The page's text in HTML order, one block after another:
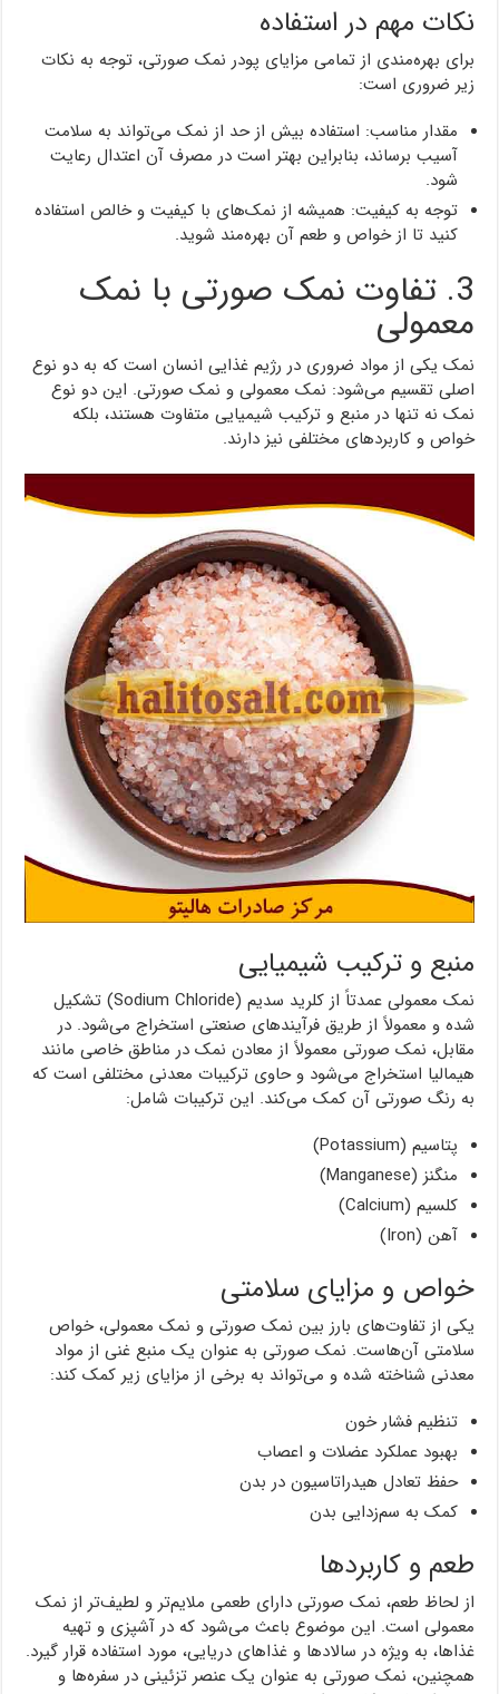
نکات مهم در استفاده
برای بهره‌مندی از تمامی مزایای پودر نمک صورتی، توجه به نکات
زیر ضروری است:
مقدار مناسب: استفاده بیش از حد از نمک می‌تواند به سلامت
آسیب برساند، بنابراین بهتر است در مصرف آن اعتدال رعایت
شود.
توجه به کیفیت: همیشه از نمک‌های با کیفیت و خالص استفاده
کنید تا از خواص و طعم آن بهره‌مند شوید.
3. تفاوت نمک صورتی با نمک
معمولی
نمک یکی از مواد ضروری در رژیم غذایی انسان است که به دو نوع
اصلی تقسیم می‌شود: نمک معمولی و نمک صورتی. این دو نوع
نمک نه تنها در منبع و ترکیب شیمیایی متفاوت هستند، بلکه
خواص و کاربردهای مختلفی نیز دارند.
منبع و ترکیب شیمیایی
نمک معمولی عمدتاً از کلرید سدیم (Sodium Chloride) تشکیل
شده و معمولاً از طریق فرآیندهای صنعتی استخراج می‌شود. در
مقابل، نمک صورتی معمولاً از معادن نمک در مناطق خاصی مانند
هیمالیا استخراج می‌شود و حاوی ترکیبات معدنی مختلفی است که
به رنگ صورتی آن کمک می‌کند. این ترکیبات شامل:
پتاسیم (Potassium)
منگنز (Manganese)
کلسیم (Calcium)
آهن (Iron)
خواص و مزایای سلامتی
یکی از تفاوت‌های بارز بین نمک صورتی و نمک معمولی، خواص
سلامتی آن‌هاست. نمک صورتی به عنوان یک منبع غنی از مواد
معدنی شناخته شده و می‌تواند به برخی از مزایای زیر کمک کند:
تنظیم فشار خون
بهبود عملکرد عضلات و اعصاب
حفظ تعادل هیدراتاسیون در بدن
کمک به سم‌زدایی بدن
طعم و کاربردها
از لحاظ طعم، نمک صورتی دارای طعمی ملایم‌تر و لطیف‌تر از نمک
معمولی است. این موضوع باعث می‌شود که در آشپزی و تهیه
غذاها، به ویژه در سالادها و غذاهای دریایی، مورد استفاده قرار گیرد.
همچنین، نمک صورتی به عنوان یک عنصر تزئینی در سفره‌ها و